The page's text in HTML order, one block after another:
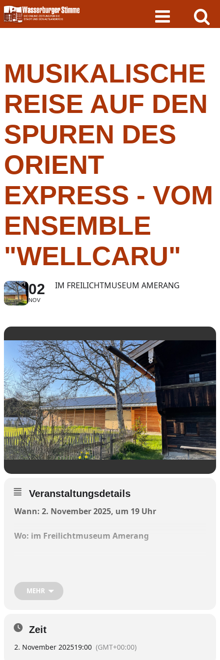
Skip
to
content
MUSIKALISCHE
REISE AUF DEN
SPUREN DES
ORIENT
EXPRESS - VOM
ENSEMBLE
"WELLCARU"
02
NOV
IM FREILICHTMUSEUM AMERANG
Veranstaltungsdetails
Wann: 2. November 2025, um 19 Uhr
Wo: im Freilichtmuseum Amerang
Am Sonntag, 2. November, entführt das
Ensemble „Wellcaru“ um 19 Uhr im
legendären Orient-Express.
Am 4. Oktober 1883 verließ der Zug erstmals den
MEHR
Zeit
2. November 202519:00 (GMT+00:00)